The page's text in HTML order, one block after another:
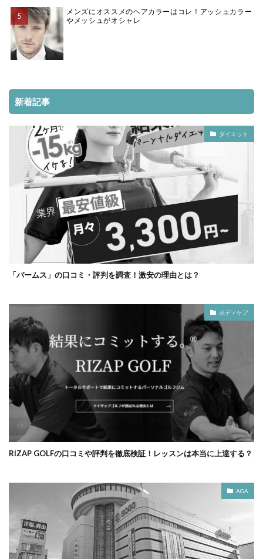
メンズにオススメのヘアカラーはコレ！アッシュカラー
やメッシュがオシャレ
新着記事
ダイエット
「パームス」の口コミ・評判を調査！激安の理由とは？
ボディケア
RIZAP GOLFの口コミや評判を徹底検証！レッスンは本当に上達する？
AGA